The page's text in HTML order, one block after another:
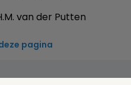
van der Putten
pagina